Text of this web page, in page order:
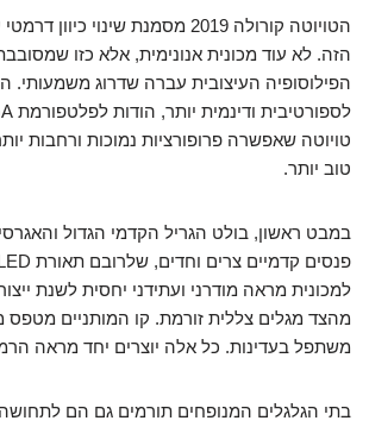
הטויוטה קורולה 2019 מסמנת שינוי
הזה. לא עוד מכונית אנונימית, אלא כזו
הפילוסופיה העיצובית עברה שדרוג משמעותי.
טויוטה שאפשרה פרופורציות נמוכות ורחבות
טוב יותר.
במבט ראשון, בולט הגריל הקדמי הגדול
למכונית מראה מודרני ועתידני יחסית לשנת
מהצד מגלים צללית זורמת. קו המותניים מטפס
משתפל בעדינות. כל אלה יוצרים יחד מראה
בתי הגלגלים המנופחים תורמים גם הם